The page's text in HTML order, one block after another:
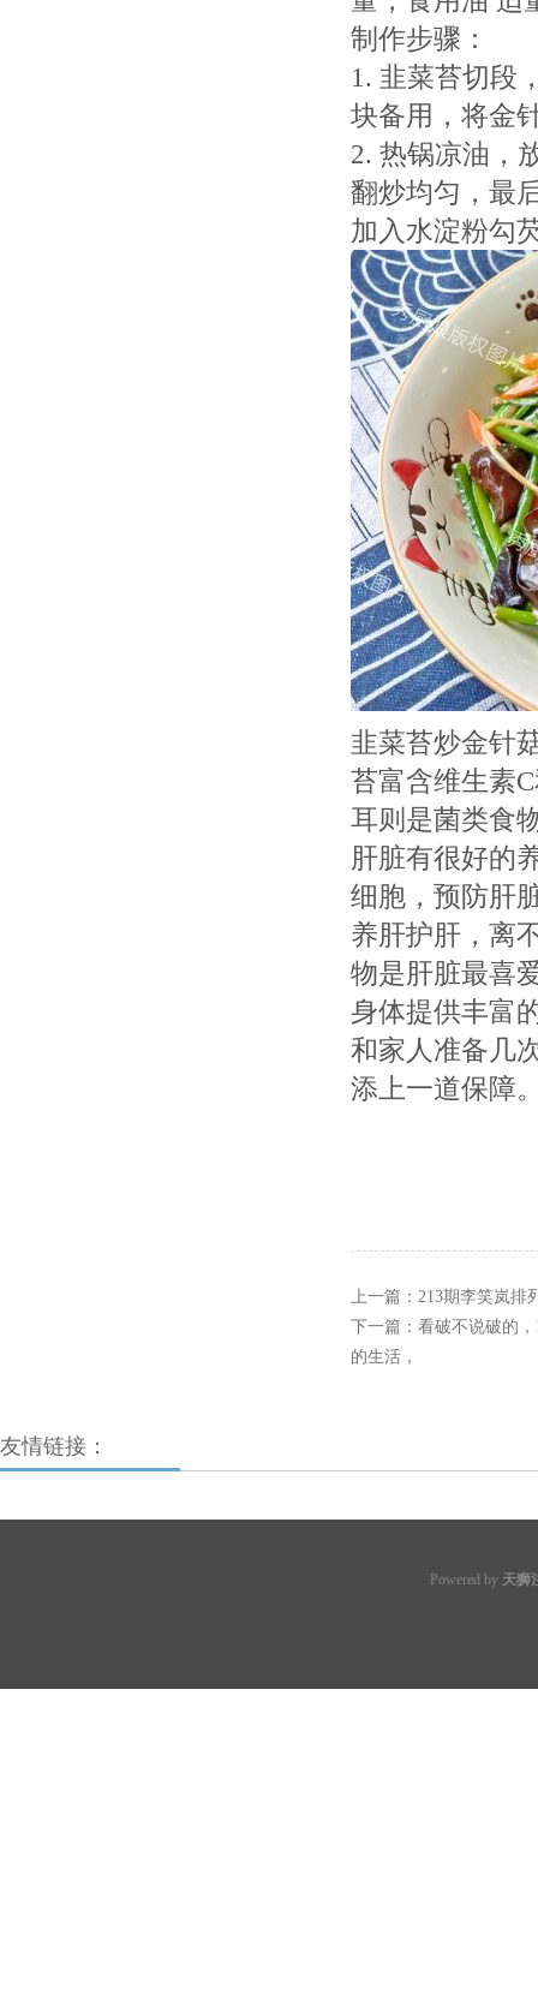
制作步骤：
1. 韭菜苔切段
块备用，将金
2. 热锅凉油，
翻炒均匀，最
加入水淀粉勾
韭菜苔炒金针
苔富含维生素
耳则是菌类食
肝脏有很好的
细胞，预防肝
养肝护肝，离
物是肝脏最喜
身体提供丰富
和家人准备几
添上一道保障
上一篇： 213期李笑岚排
下一篇： 看破不说破的
的生活，
友情链接：
Powered by 天狮